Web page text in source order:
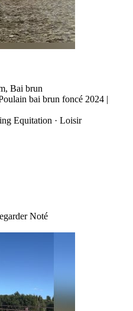
Bai brun
bai brun foncé 2024 |
Equitation · Loisir
Noté